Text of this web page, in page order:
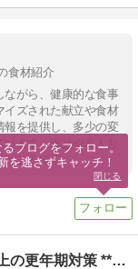
食材紹介
がら、健康的な食事
ズされた献立や食材
を提供し、多少の変
ます。家族や友人た
どころです。
の更年期対策 **…
るブログをフォロー。
を逃さずキャッチ！
閉じる